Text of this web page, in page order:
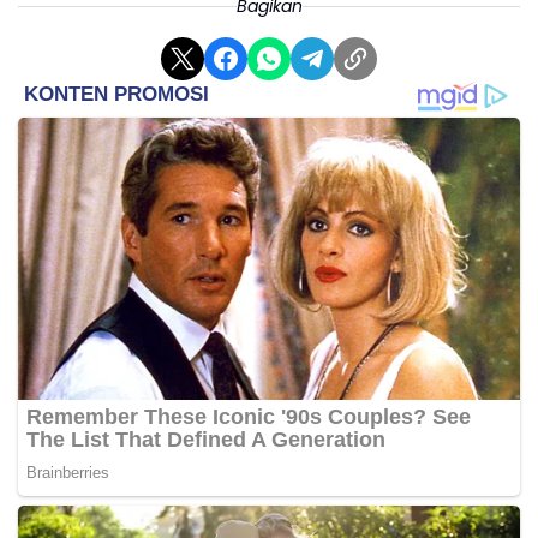
Izroil Ditangkap Polres Cimahi Karena Membawa
Sabu 532 gram
Selain itu, ia juga mendapat keuntungan berupa sabu
yang bisa digunakan secara gratis, dengan kisaran
nilai antara Rp250 ribu hingga Rp1 juta.
Modus yang digunakan, menurut polisi, adalah
membawa helm saat masuk ke rumah sakit, sambil
menunggu seseorang yang akan mengambil paket
tersebut. Demi mencegah kebocoran informasi,
polisi langsung melakukan penggeledahan di lokasi.
Tri menambahkan, Izroil merupakan residivis dalam
kasus serupa. Sementara itu, pelaku B yang masih
berada di dalam lapas juga diketahui sebagai residivis
Bagikan